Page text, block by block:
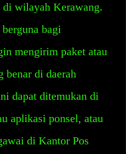
di wilayah Kerawang.
bagi
mengirim paket atau
benar di daerah
dapat ditemukan di
aplikasi ponsel, atau
di Kantor Pos